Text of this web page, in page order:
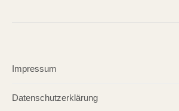
Impressum
Datenschutzerklärung